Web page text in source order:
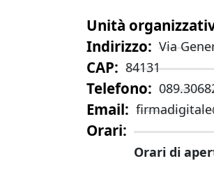
Unità
Indirizzo Via
CAP 84131
Telefono
Email
Orari
Orari di